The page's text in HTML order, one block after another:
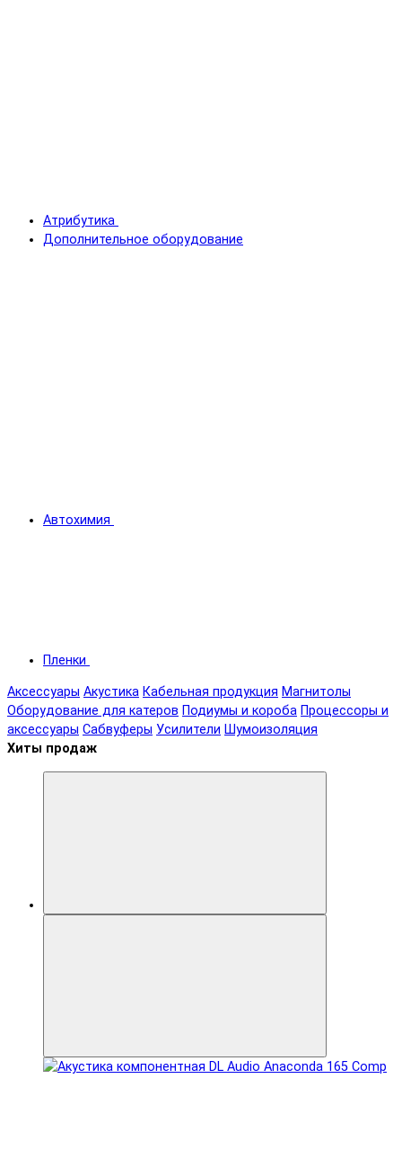
Атрибутика
Дополнительное оборудование
Автохимия
Пленки
Аксессуары Акустика Кабельная продукция Магнитолы
Оборудование для катеров Подиумы и короба Процессоры и
аксессуары Сабвуферы Усилители Шумоизоляция
Хиты продаж